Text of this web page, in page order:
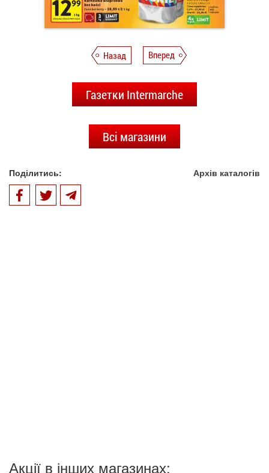
Назад Вперед
Газетки Intermarche
Всі магазини
Поділитись: Архів каталогів
Акції в інших магазинах: